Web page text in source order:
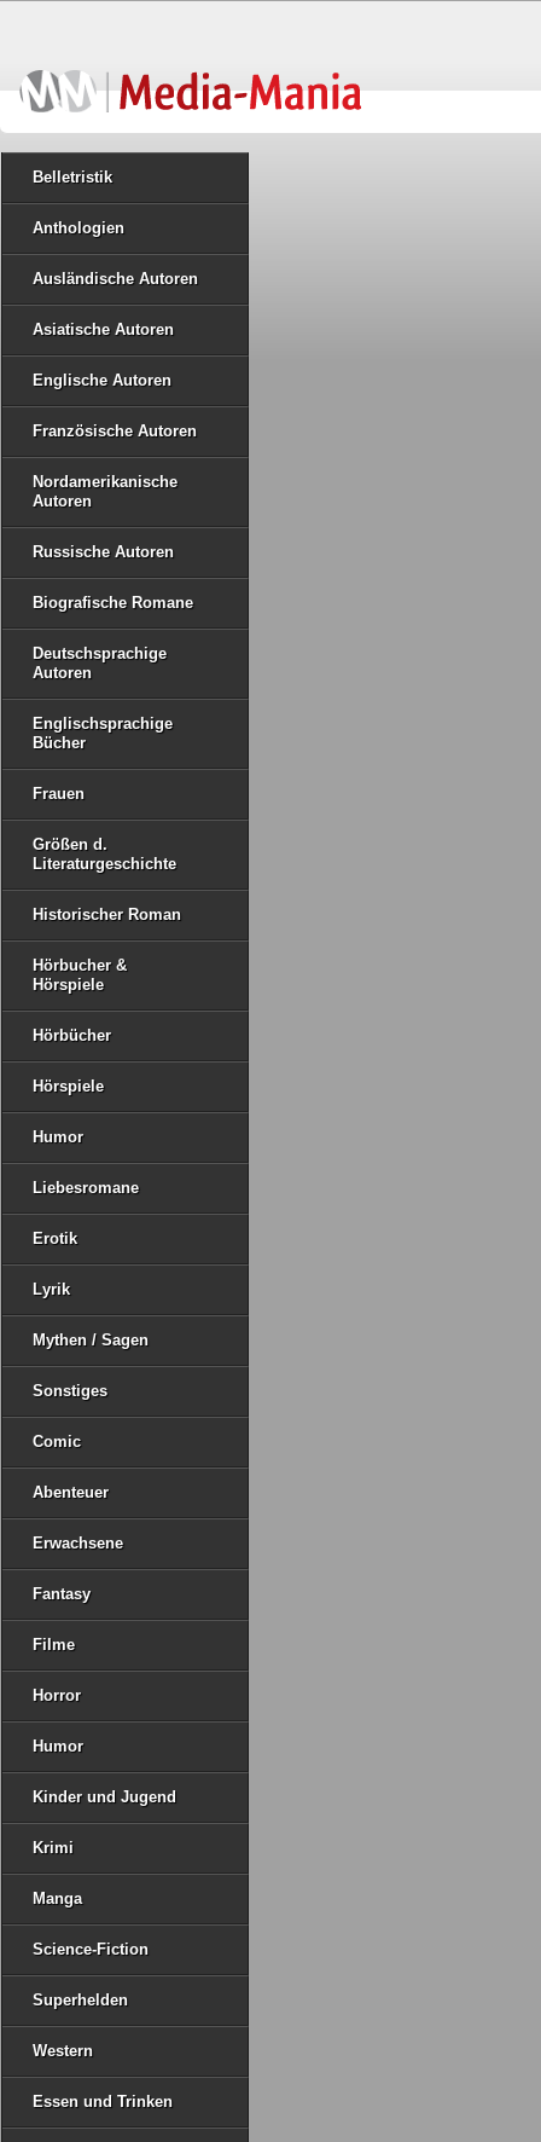
Belletristik
Anthologien
Ausländische Autoren
Asiatische Autoren
Englische Autoren
Französische Autoren
Nordamerikanische
Autoren
Russische Autoren
Biografische Romane
Deutschsprachige
Autoren
Englischsprachige
Bücher
Frauen
Größen d.
Literaturgeschichte
Historischer Roman
Hörbucher &
Hörspiele
Hörbücher
Hörspiele
Humor
Liebesromane
Erotik
Lyrik
Mythen / Sagen
Sonstiges
Comic
Abenteuer
Erwachsene
Fantasy
Filme
Horror
Humor
Kinder und Jugend
Krimi
Manga
Science-Fiction
Superhelden
Western
Essen und Trinken